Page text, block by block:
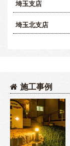
埼玉支店
埼玉北支店
施工事例